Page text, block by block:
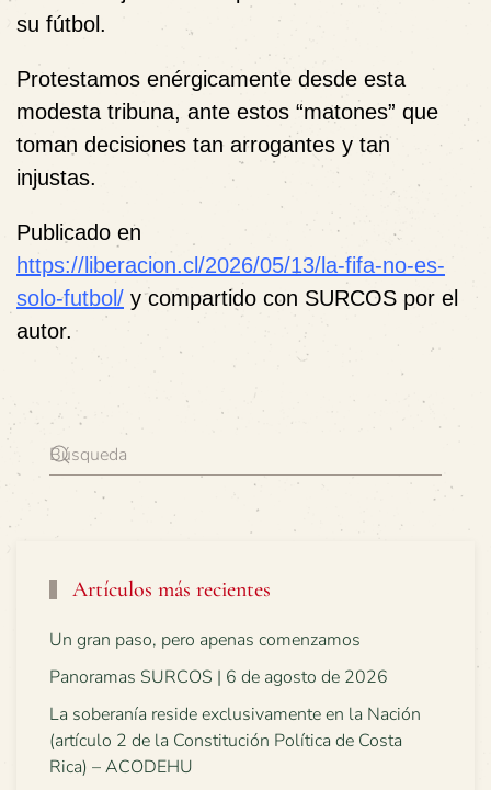
su fútbol.
Protestamos enérgicamente desde esta
modesta tribuna, ante estos “matones” que
toman decisiones tan arrogantes y tan
injustas.
Publicado en
https://liberacion.cl/2026/05/13/la-fifa-no-es-
solo-futbol/ y compartido con SURCOS por el
autor.
Artículos más recientes
Un gran paso, pero apenas comenzamos
Panoramas SURCOS | 6 de agosto de 2026
La soberanía reside exclusivamente en la Nación
(artículo 2 de la Constitución Política de Costa
Rica) – ACODEHU